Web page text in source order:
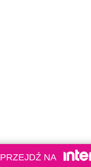
PRZEJDŹ NA